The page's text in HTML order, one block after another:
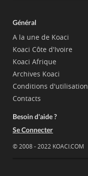
Général
A la une de Koaci
Koaci Côte d'Ivoire
Koaci Afrique
Archives Koaci
Conditions d'utilisation
Contacts
Besoin d'aide ?
Se Connecter
© 2008 - 2022 KOACI.COM